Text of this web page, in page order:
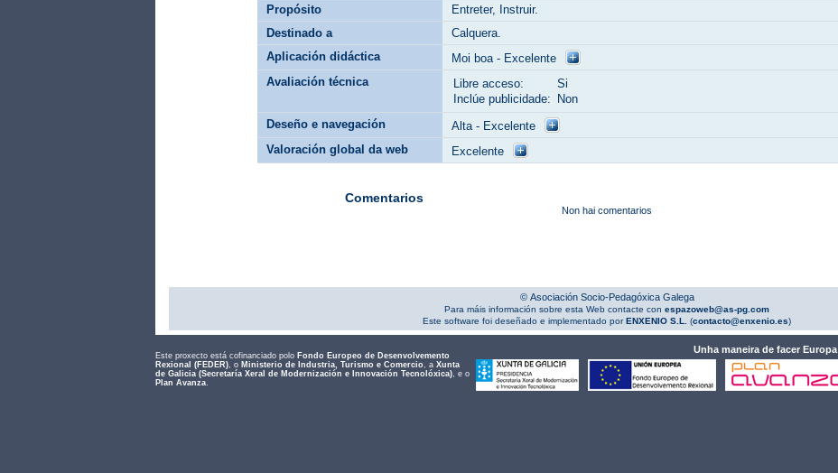
Propósito
Entreter, Instruir.
Destinado a
Calquera.
Aplicación didáctica
Moi boa - Excelente
Avaliación técnica
Libre acceso:
Si
Inclúe publicidade: Non
Deseño e navegación
Alta - Excelente
Valoración global da web
Excelente
Comentarios
Non hai comentarios
© Asociación Socio-Pedagóxica Galega
Para máis información sobre esta Web contacte con espazoweb@as-pg.com
Este software foi deseñado e implementado porENXENIO S.L. (contacto@enxenio.es)
Este proxecto está cofinanciado polo Fondo Europeo de Desenvolvemento
Rexional (FEDER), o Ministerio de Industria, Turismo e Comercio, a Xunta
de Galicia (Secretaría Xeral de Modernización e Innovación Tecnolóxica), e o
Plan Avanza.
Unha maneira de facer Europa